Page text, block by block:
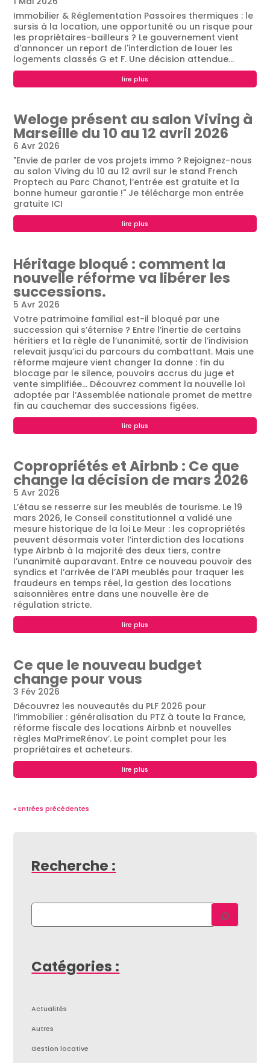
Immobilier & Réglementation Passoires thermiques : le
sursis à la location, une opportunité ou un risque pour
les propriétaires-bailleurs ? Le gouvernement vient
d'annoncer un report de l'interdiction de louer les
logements classés G et F. Une décision attendue...
lire plus
Weloge présent au salon Viving à
Marseille du 10 au 12 avril 2026
6 Avr 2026
"Envie de parler de vos projets immo ? Rejoignez-nous
au salon Viving du 10 au 12 avril sur le stand French
Proptech au Parc Chanot, l’entrée est gratuite et la
bonne humeur garantie !" Je télécharge mon entrée
gratuite ICI
lire plus
Héritage bloqué : comment la
nouvelle réforme va libérer les
successions.
5 Avr 2026
Votre patrimoine familial est-il bloqué par une
succession qui s’éternise ? Entre l’inertie de certains
héritiers et la règle de l’unanimité, sortir de l’indivision
relevait jusqu’ici du parcours du combattant. Mais une
réforme majeure vient changer la donne : fin du
blocage par le silence, pouvoirs accrus du juge et
vente simplifiée… Découvrez comment la nouvelle loi
adoptée par l’Assemblée nationale promet de mettre
fin au cauchemar des successions figées.
lire plus
Copropriétés et Airbnb : Ce que
change la décision de mars 2026
5 Avr 2026
L’étau se resserre sur les meublés de tourisme. Le 19
mars 2026, le Conseil constitutionnel a validé une
mesure historique de la loi Le Meur : les copropriétés
peuvent désormais voter l’interdiction des locations
type Airbnb à la majorité des deux tiers, contre
l’unanimité auparavant. Entre ce nouveau pouvoir des
syndics et l’arrivée de l’API meublés pour traquer les
fraudeurs en temps réel, la gestion des locations
saisonnières entre dans une nouvelle ère de
régulation stricte.
lire plus
Ce que le nouveau budget
change pour vous
3 Fév 2026
Découvrez les nouveautés du PLF 2026 pour
l’immobilier : généralisation du PTZ à toute la France,
réforme fiscale des locations Airbnb et nouvelles
règles MaPrimeRénov’. Le point complet pour les
propriétaires et acheteurs.
lire plus
« Entrées précédentes
Recherche :
Catégories :
Actualités
Autres
Gestion locative